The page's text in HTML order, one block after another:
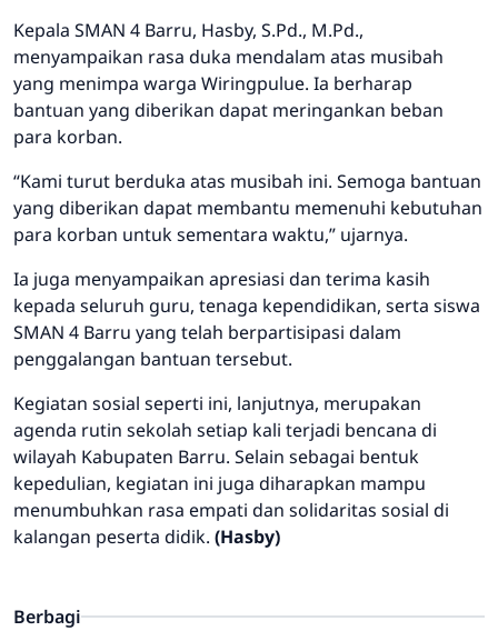
Kepala SMAN 4 Barru, Hasby, S.Pd., M.Pd.,
menyampaikan rasa duka mendalam atas musibah
yang menimpa warga Wiringpulue. Ia berharap
bantuan yang diberikan dapat meringankan beban
para korban.
“Kami turut berduka atas musibah ini. Semoga bantuan
yang diberikan dapat membantu memenuhi kebutuhan
para korban untuk sementara waktu,” ujarnya.
Ia juga menyampaikan apresiasi dan terima kasih
kepada seluruh guru, tenaga kependidikan, serta siswa
SMAN 4 Barru yang telah berpartisipasi dalam
penggalangan bantuan tersebut.
Kegiatan sosial seperti ini, lanjutnya, merupakan
agenda rutin sekolah setiap kali terjadi bencana di
wilayah Kabupaten Barru. Selain sebagai bentuk
kepedulian, kegiatan ini juga diharapkan mampu
menumbuhkan rasa empati dan solidaritas sosial di
kalangan peserta didik. (Hasby)
Berbagi